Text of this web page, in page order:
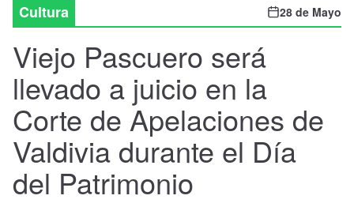
Deportes
Economía
Entrevistas
Nacional
Política
Cultura 28 de Mayo
Viejo Pascuero será
llevado a juicio en la
Corte de Apelaciones de
Valdivia durante el Día
del Patrimonio